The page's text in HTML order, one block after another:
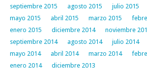
septiembre 2015
agosto 2015 julio 2015
mayo 2015
abril 2015 marzo 2015
enero 2015
diciembre 2014 noviembre
septiembre 2014
agosto 2014 julio 2014
mayo 2014
abril 2014 marzo 2014
enero 2014
diciembre 2013